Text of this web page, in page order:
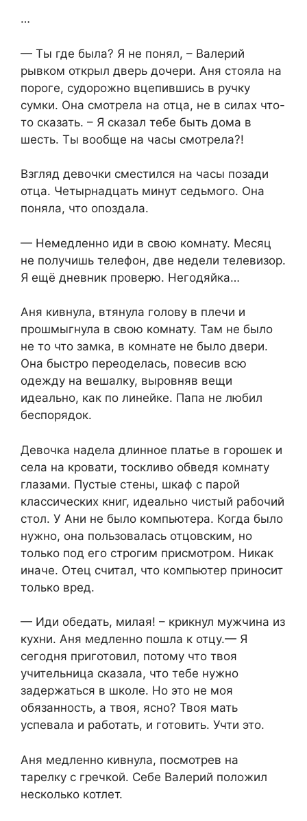
…
— Ты где была? Я не понял, – Валерий
рывком открыл дверь дочери. Аня стояла на
пороге, судорожно вцепившись в ручку
сумки. Она смотрела на отца, не в силах что-
то сказать. – Я сказал тебе быть дома в
шесть. Ты вообще на часы смотрела?!
Взгляд девочки сместился на часы позади
отца. Четырнадцать минут седьмого. Она
поняла, что опоздала.
— Немедленно иди в свою комнату. Месяц
не получишь телефон, две недели телевизор.
Я ещё дневник проверю. Негодяйка…
Аня кивнула, втянула голову в плечи и
прошмыгнула в свою комнату. Там не было
не то что замка, в комнате не было двери.
Она быстро переоделась, повесив всю
одежду на вешалку, выровняв вещи
идеально, как по линейке. Папа не любил
беспорядок.
Девочка надела длинное платье в горошек и
села на кровати, тоскливо обведя комнату
глазами. Пустые стены, шкаф с парой
классических книг, идеально чистый рабочий
стол. У Ани не было компьютера. Когда было
нужно, она пользовалась отцовским, но
только под его строгим присмотром. Никак
иначе. Отец считал, что компьютер приносит
только вред.
— Иди обедать, милая! – крикнул мужчина из
кухни. Аня медленно пошла к отцу.— Я
сегодня приготовил, потому что твоя
учительница сказала, что тебе нужно
задержаться в школе. Но это не моя
обязанность, а твоя, ясно? Твоя мать
успевала и работать, и готовить. Учти это.
Аня медленно кивнула, посмотрев на
тарелку с гречкой. Себе Валерий положил
несколько котлет.